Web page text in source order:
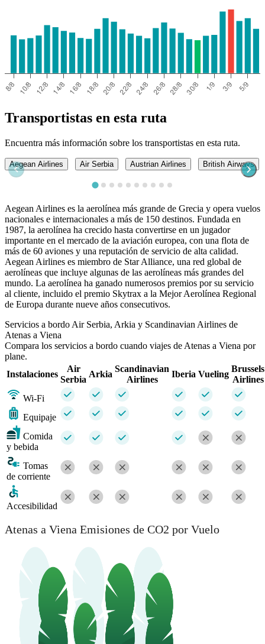
Transportistas en esta ruta
Encuentra más información sobre los transportistas en esta ruta.
Aegean Airlines Air Serbia Austrian Airlines British Airways
Aegean Airlines es la aerolínea más grande de Grecia y opera vuelos
nacionales e internacionales a más de 150 destinos. Fundada en
1987, la aerolínea ha crecido hasta convertirse en un jugador
importante en el mercado de la aviación europea, con una flota de
más de 60 aviones y una reputación de servicio de alta calidad.
Aegean Airlines es miembro de Star Alliance, una red global de
aerolíneas que incluye algunas de las aerolíneas más grandes del
mundo. La aerolínea ha ganado numerosos premios por su servicio
al cliente, incluido el premio Skytrax a la Mejor Aerolínea Regional
de Europa durante nueve años consecutivos.
Servicios a bordo Air Serbia, Arkia y Scandinavian Airlines de
Atenas a Viena
Compara los servicios a bordo cuando viajes de Atenas a Viena por
plane.
Instalaciones
Air
Serbia
Arkia
Scandinavian
Airlines
Iberia Vueling
Brussels
Airlines
Wi-Fi
Equipaje
Comida
y bebida
Tomas
de corriente
Accesibilidad
Atenas a Viena Emisiones de CO2 por Vuelo